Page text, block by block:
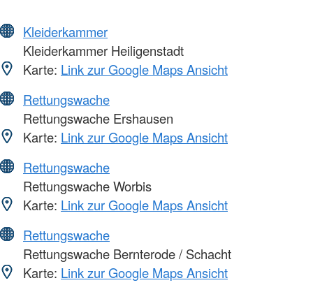
Kleiderkammer
Kleiderkammer Heiligenstadt
Karte: Link zur Google Maps Ansicht
Rettungswache
Rettungswache Ershausen
Karte: Link zur Google Maps Ansicht
Rettungswache
Rettungswache Worbis
Karte: Link zur Google Maps Ansicht
Rettungswache
Rettungswache Bernterode / Schacht
Karte: Link zur Google Maps Ansicht